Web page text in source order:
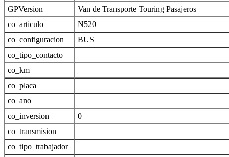
GPVersion
Van de Transporte Touring Pasajeros
co_articulo
N520
co_configuracion
BUS
co_tipo_contacto
co_km
co_placa
co_ano
co_inversion
0
co_transmision
co_tipo_trabajador